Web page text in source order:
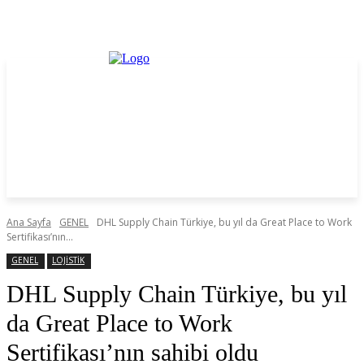
Ana Sayfa GENEL
DHL Supply Chain Türkiye, bu yıl da Great Place to Work
Sertifikası’nın...
GENEL LOJİSTİK
DHL Supply Chain Türkiye, bu yıl
da Great Place to Work
Sertifikası’nın sahibi oldu